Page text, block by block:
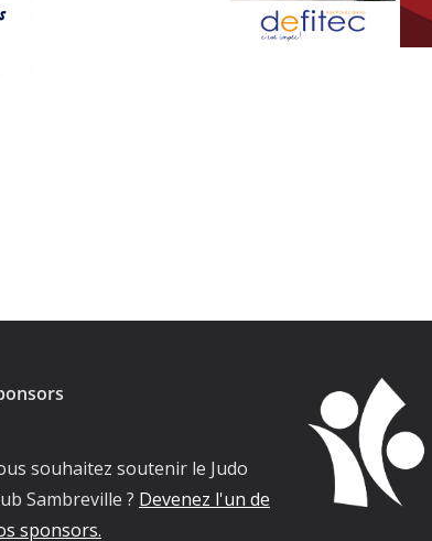
souhaitez soutenir le Judo
Sambreville ? Devenez l'un de
sponsors.